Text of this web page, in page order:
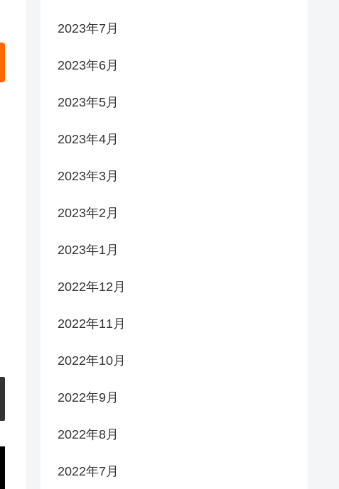
2023年7月
2023年6月
2023年5月
2023年4月
2023年3月
2023年2月
2023年1月
2022年12月
2022年11月
2022年10月
2022年9月
2022年8月
2022年7月